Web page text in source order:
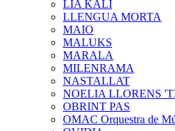
LIA KALI
LLENGUA MORTA
MAIO
MALUKS
MARALA
MILENRAMA
NASTALLAT
NOELIA LLORENS
OBRINT PAS
OMAC Orquestra de